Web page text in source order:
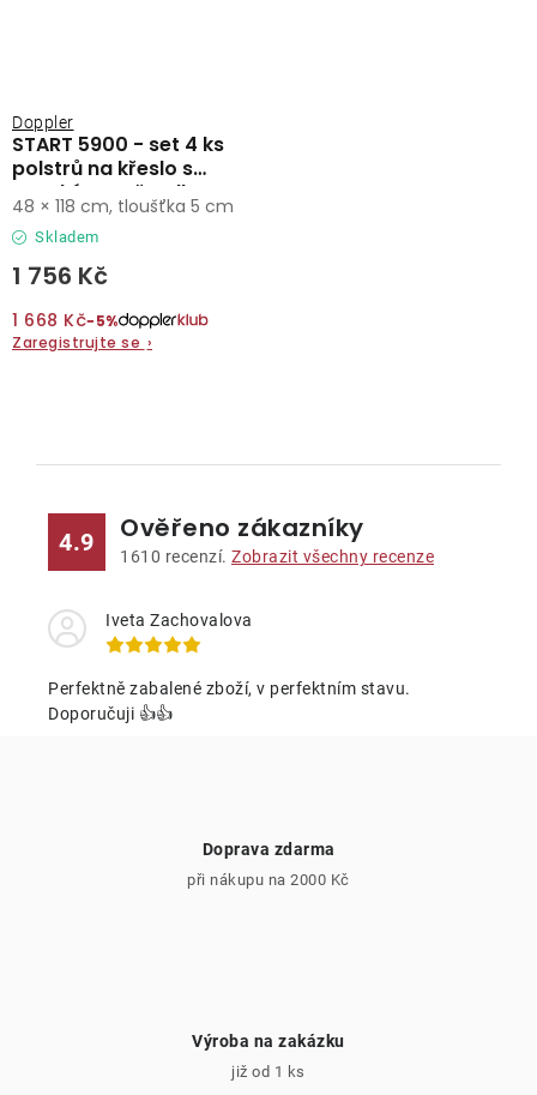
START 5900 - set 4 ks
polstrů na křeslo s
vysokým opěradlem
Doppler
Skladem
1 756 Kč
1 668 Kč−5%
Zaregistrujte se ›
48 × 118 cm, tloušťka 5 cm
4.9 Ověřeno zákazníky
1610 recenzí. Zobrazit všechny recenze
Iveta Zachovalova
Perfektně zabalené zboží, v perfektním stavu.
Doporučuji 👍👍
Doprava zdarma
při nákupu na 2000 Kč
Výroba na zakázku
již od 1 ks